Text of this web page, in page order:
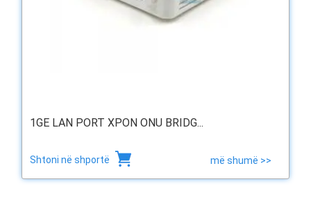
1GE LAN PORT XPON ONU BRIDG...
Shtoni në shportë më shumë >>